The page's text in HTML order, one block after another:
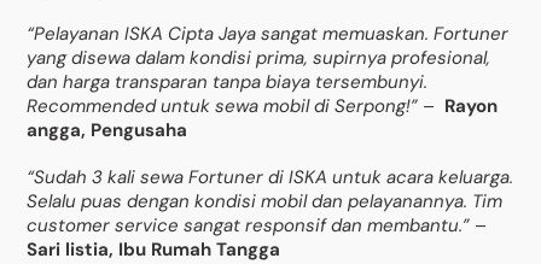
“Pelayanan ISKA Cipta Jaya sangat memuaskan. Fortuner
yang disewa dalam kondisi prima, supirnya profesional,
dan harga transparan tanpa biaya tersembunyi.
Recommended untuk sewa mobil di Serpong!” – Rayon
angga, Pengusaha
“Sudah 3 kali sewa Fortuner di ISKA untuk acara keluarga.
Selalu puas dengan kondisi mobil dan pelayanannya. Tim
customer service sangat responsif dan membantu.” –
Sari listia, Ibu Rumah Tangga